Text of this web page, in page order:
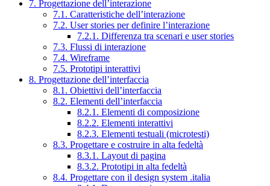
7. Progettazione dell’interazione
7.1. Caratteristiche dell’interazione
7.2. User stories per definire l’interazione
7.2.1. Differenza tra scenari e user stories
7.3. Flussi di interazione
7.4. Wireframe
7.5. Prototipi interattivi
8. Progettazione dell’interfaccia
8.1. Obiettivi dell’interfaccia
8.2. Elementi dell’interfaccia
8.2.1. Elementi di composizione
8.2.2. Elementi interattivi
8.2.3. Elementi testuali (microtesti)
8.3. Progettare e costruire in alta fedeltà
8.3.1. Layout di pagina
8.3.2. Prototipi in alta fedeltà
8.4. Progettare con il design system .italia